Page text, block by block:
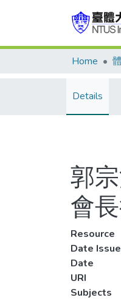
Home
Details
郭
會
Resource
Date
Date
URI
Subjects